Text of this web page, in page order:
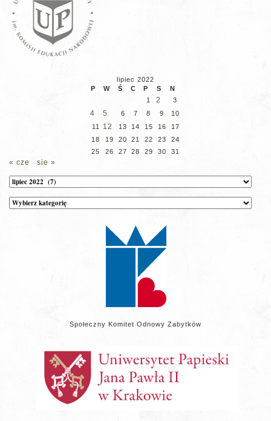
lipiec 2022
P
W Ś C P S
N
1
2 3
4 5 6 7 8 9
10
11
12 13 14 15 16
17
18
19 20 21 22 23
24
25
26 27 28 29 30 31
« cze sie »
Archiwum
Kategorie
wpisów
Społeczny Komitet Odnowy Zabytków